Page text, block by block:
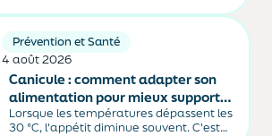
destiné à préparer sa retraite. Il se
décline en trois formes : le PER
individuel, le PER collectif en entreprise,
et le PER...
Prévention et Santé
4 août 2026
Canicule : comment adapter son
alimentation pour mieux supporter
la chaleur ?
Lorsque les températures dépassent les
30 °C, l'appétit diminue souvent. C'est